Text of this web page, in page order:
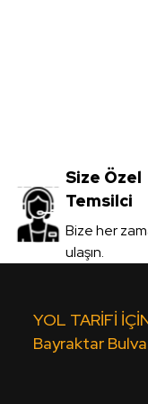
MDFLAM
Size Özel
Temsilci
Bize her
ulaşın.
YOL TARİFİ
Bayraktar